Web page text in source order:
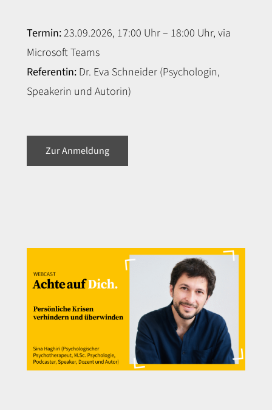
Termin:23.09.2026, 17:00 Uhr – 18:00 Uhr, via
Microsoft Teams
Referentin: Dr. Eva Schneider (Psychologin,
Speakerin und Autorin)
Zur Anmeldung